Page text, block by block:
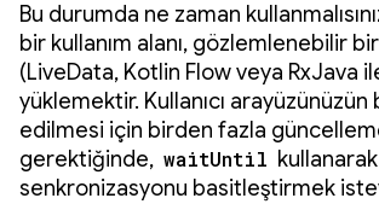
Bu durumda ne zaman
bir kullanım alanı, gözlemlenebilir
(LiveData, Kotlin Flow veya RxJava
yüklemektir. Kullanıcı arayüzünüzün
edilmesi için birden fazla
gerektiğinde, waitUntil kullanarak
senkronizasyonu basitleştirmek